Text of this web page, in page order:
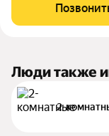
«Кислорода»
проекта можно
Люди также
2-